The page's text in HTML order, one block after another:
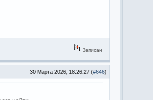
Записан
30 Марта 2026, 18:26:27 (#646)